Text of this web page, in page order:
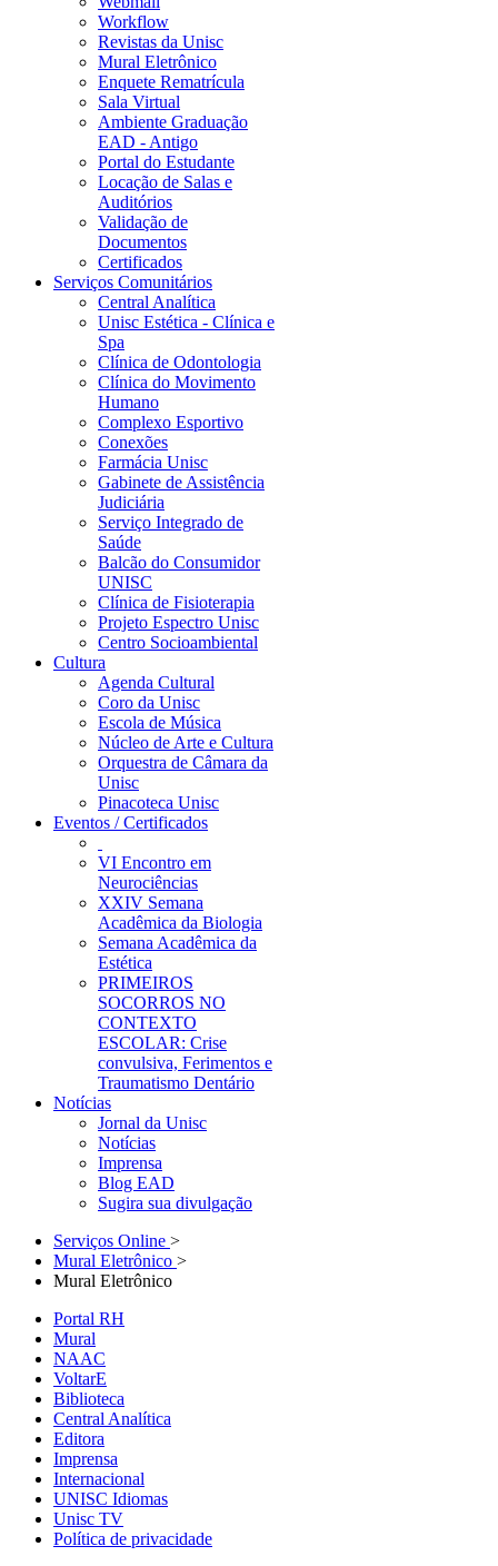
Workflow
Revistas da Unisc
Mural Eletrônico
Enquete Rematrícula
Sala Virtual
Ambiente Graduação
EAD - Antigo
Portal do Estudante
Locação de Salas e
Auditórios
Validação de
Documentos
Certificados
Serviços Comunitários
Central Analítica
Unisc Estética - Clínica e
Spa
Clínica de Odontologia
Clínica do Movimento
Humano
Complexo Esportivo
Conexões
Farmácia Unisc
Gabinete de Assistência
Judiciária
Serviço Integrado de
Saúde
Balcão do Consumidor
UNISC
Clínica de Fisioterapia
Projeto Espectro Unisc
Centro Socioambiental
Cultura
Agenda Cultural
Coro da Unisc
Escola de Música
Núcleo de Arte e Cultura
Orquestra de Câmara da
Unisc
Pinacoteca Unisc
Eventos / Certificados
VI Encontro em
Neurociências
XXIV Semana
Acadêmica da Biologia
Semana Acadêmica da
Estética
PRIMEIROS
SOCORROS NO
CONTEXTO
ESCOLAR: Crise
convulsiva, Ferimentos e
Traumatismo Dentário
Notícias
Jornal da Unisc
Notícias
Imprensa
Blog EAD
Sugira sua divulgação
Serviços Online >
Mural Eletrônico >
Mural Eletrônico
Portal RH
Mural
NAAC
VoltarE
Biblioteca
Central Analítica
Editora
Imprensa
Internacional
UNISC Idiomas
Unisc TV
Política de privacidade